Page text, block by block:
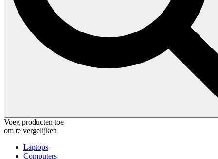
Voeg producten toe
om te vergelijken
Laptops
Computers